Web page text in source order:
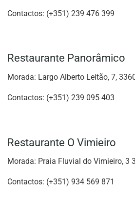
Contactos: (+351) 239 476 399
Restaurante Panorâmico
Morada: Largo Alberto Leitão, 7,
Contactos: (+351) 239 095 403
Restaurante O Vimieiro
Morada: Praia Fluvial do Vimieiro, 3
Contactos: (+351) 934 569 871